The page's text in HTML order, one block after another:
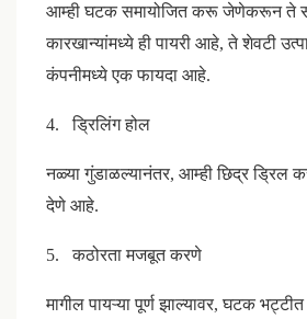
आम्ही घटक समायोजित करू जेणेकरून ते
कारखान्यांमध्ये ही पायरी आहे, ते शेवटी
कंपनीमध्ये एक फायदा आहे.
4. ड्रिलिंग होल
नळ्या गुंडाळल्यानंतर, आम्ही छिद्र ड्रिल
देणे आहे.
5. कठोरता मजबूत करणे
मागील पायऱ्या पूर्ण झाल्यावर, घटक